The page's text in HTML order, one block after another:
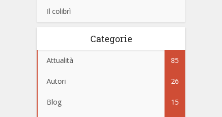
Il colibrì
Categorie
Attualità 85
Autori 26
Blog 15